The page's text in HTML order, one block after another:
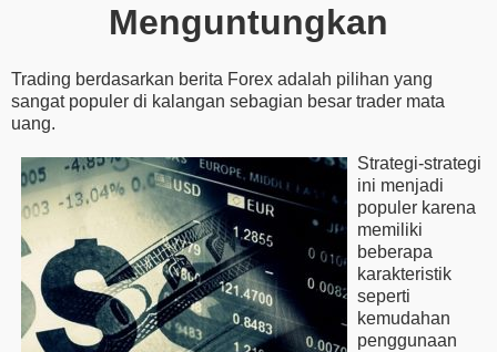
Menguntungkan
Trading berdasarkan berita Forex adalah pilihan yang
sangat populer di kalangan sebagian besar trader mata
uang.
Strategi-strategi
ini menjadi
populer karena
memiliki
beberapa
karakteristik
seperti
kemudahan
penggunaan